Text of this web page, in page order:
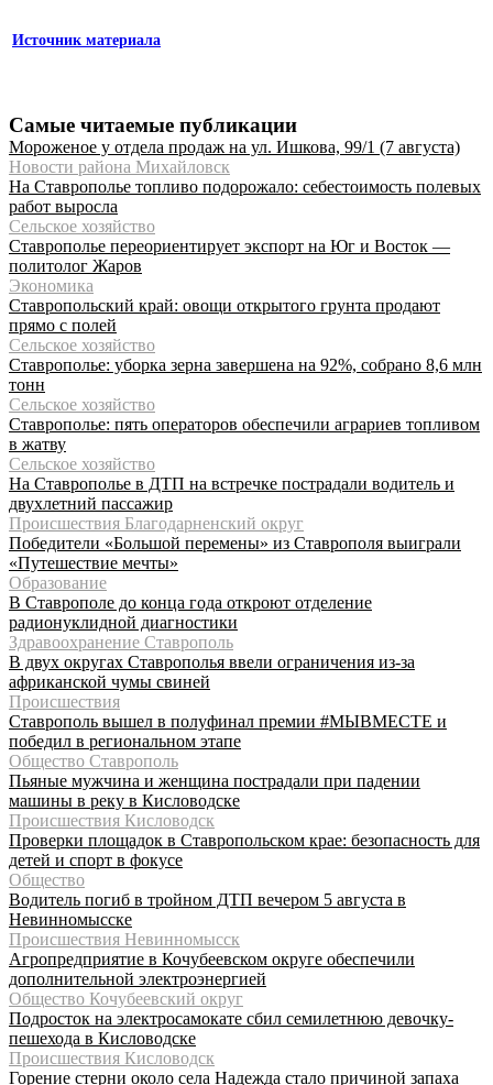
Источник материала
Самые читаемые публикации
Мороженое у отдела продаж на ул. Ишкова, 99/1 (7 августа)
Новости района Михайловск
На Ставрополье топливо подорожало: себестоимость полевых
работ выросла
Сельское хозяйство
Ставрополье переориентирует экспорт на Юг и Восток —
политолог Жаров
Экономика
Ставропольский край: овощи открытого грунта продают
прямо с полей
Сельское хозяйство
Ставрополье: уборка зерна завершена на 92%, собрано 8,6 млн
тонн
Сельское хозяйство
Ставрополье: пять операторов обеспечили аграриев топливом
в жатву
Сельское хозяйство
На Ставрополье в ДТП на встречке пострадали водитель и
двухлетний пассажир
Происшествия Благодарненский округ
Победители «Большой перемены» из Ставрополя выиграли
«Путешествие мечты»
Образование
В Ставрополе до конца года откроют отделение
радионуклидной диагностики
Здравоохранение Ставрополь
В двух округах Ставрополья ввели ограничения из-за
африканской чумы свиней
Происшествия
Ставрополь вышел в полуфинал премии #МЫВМЕСТЕ и
победил в региональном этапе
Общество Ставрополь
Пьяные мужчина и женщина пострадали при падении
машины в реку в Кисловодске
Происшествия Кисловодск
Проверки площадок в Ставропольском крае: безопасность для
детей и спорт в фокусе
Общество
Водитель погиб в тройном ДТП вечером 5 августа в
Невинномысске
Происшествия Невинномысск
Агропредприятие в Кочубеевском округе обеспечили
дополнительной электроэнергией
Общество Кочубеевский округ
Подросток на электросамокате сбил семилетнюю девочку-
пешехода в Кисловодске
Происшествия Кисловодск
Горение стерни около села Надежда стало причиной запаха